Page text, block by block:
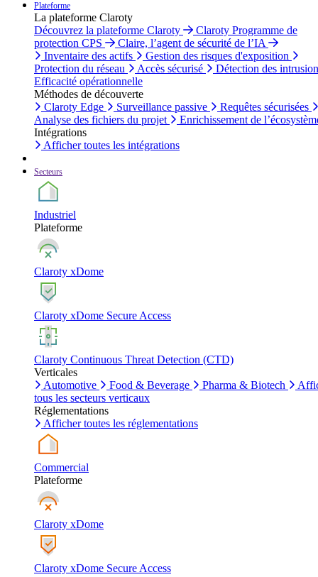
Plateforme
La plateforme Claroty
Découvrez la plateforme Claroty
Claroty Programme de
protection CPS
Claire, l’agent de sécurité de l’IA
Inventaire des actifs
Gestion des risques d'exposition
Protection du réseau
Accès sécurisé
Détection des
Efficacité opérationnelle
Méthodes de découverte
Claroty Edge
Surveillance passive
Requêtes sécurisées
Analyse des fichiers du projet
Enrichissement de
Intégrations
Afficher toutes les intégrations
Secteurs
Industriel
Plateforme
Claroty xDome
Claroty xDome Secure Access
Claroty Continuous Threat Detection (CTD)
Verticales
Automotive
Food & Beverage Pharma & Biotech
tous les secteurs verticaux
Réglementations
Afficher toutes les réglementations
Commercial
Plateforme
Claroty xDome
Claroty xDome Secure Access